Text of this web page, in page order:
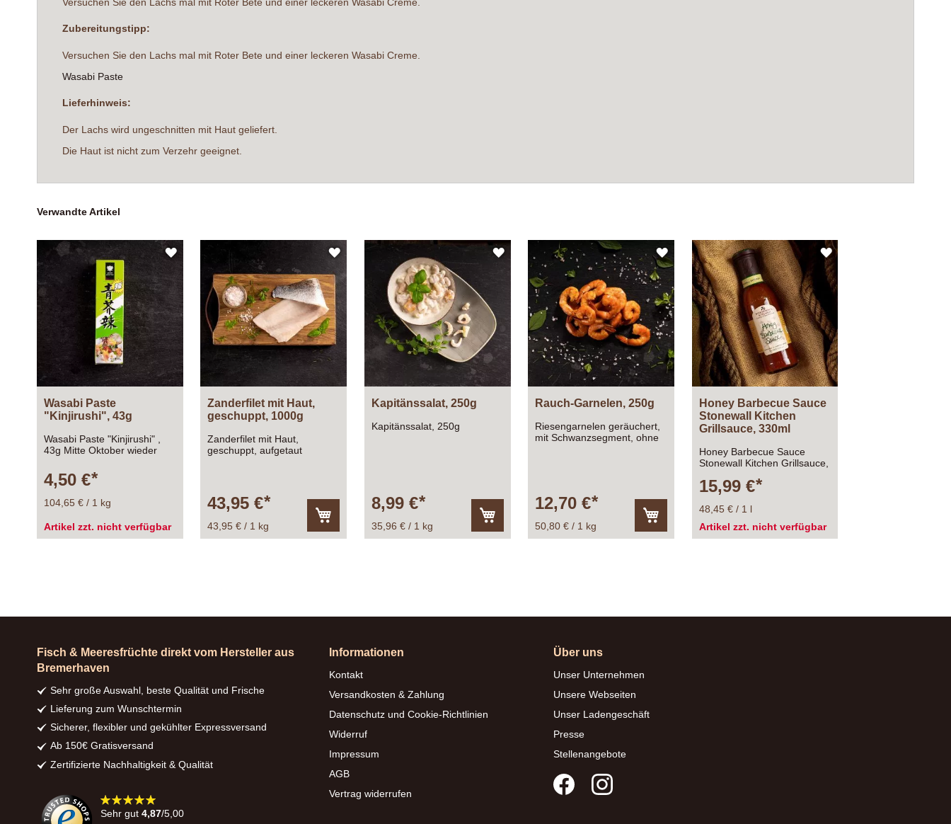
Zubereitungstipp:
Versuchen Sie den Lachs mal mit Roter Bete und einer leckeren Wasabi Creme.
Wasabi Paste
Lieferhinweis:
Der Lachs wird ungeschnitten mit Haut geliefert.
Die Haut ist nicht zum Verzehr geeignet.
Verwandte Artikel
ZUR
WUNSCHLISTE
HINZUFÜGEN
Wasabi Paste
"Kinjirushi", 43g
Wasabi Paste "Kinjirushi" ,
43g Mitte Oktober wieder
4,50 €
104,65 € / 1 kg
Artikel zzt. nicht verfügbar
ZUR
WUNSCHLISTE
HINZUFÜGEN
Zanderfilet mit Haut,
geschuppt, 1000g
Zanderfilet mit Haut,
geschuppt, aufgetaut
43,95 €
43,95 € / 1 kg
den
ZUR
WUNSCHLISTE
HINZUFÜGEN
Kapitänssalat, 250g
Kapitänssalat, 250g
8,99 €
35,96 € / 1 kg
den
ZUR
WUNSCHLISTE
HINZUFÜGEN
Rauch-Garnelen, 250g
Riesengarnelen geräuchert,
mit Schwanzsegment, ohne
12,70 €
50,80 € / 1 kg
den
ZUR
WUNSCHLISTE
Honey Barbecue Sauce
Stonewall Kitchen
Grillsauce, 330ml
Honey Barbecue Sauce
Stonewall Kitchen Grillsauce,
15,99 €
48,45 € / 1 l
Artikel zzt. nicht verfügbar
Fisch & Meeresfrüchte direkt vom Hersteller aus
Bremerhaven
Sehr große Auswahl, beste Qualität und Frische
Lieferung zum Wunschtermin
Sicherer, flexibler und gekühlter Expressversand
Ab 150€ Gratisversand
Zertifizierte Nachhaltigkeit & Qualität
98%
Sehr gut 4,87/5,00
Informationen
Kontakt
Versandkosten & Zahlung
Datenschutz und Cookie-Richtlinien
Widerruf
Impressum
AGB
Vertrag widerrufen
Über uns
Unser Unternehmen
Unsere Webseiten
Unser Ladengeschäft
Presse
Stellenangebote